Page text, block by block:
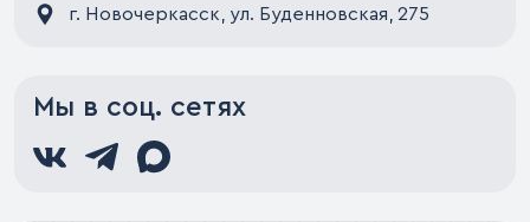
г. Новочеркасск, ул. Буденновская, 275
Мы в соц. сетях